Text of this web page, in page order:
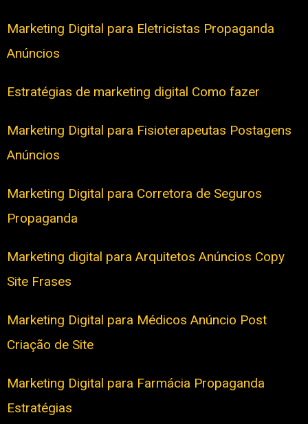
Marketing Digital para Eletricistas Propaganda
Anúncios
Estratégias de marketing digital Como fazer
Marketing Digital para Fisioterapeutas Postagens
Anúncios
Marketing Digital para Corretora de Seguros
Propaganda
Marketing digital para Arquitetos Anúncios Copy
Site Frases
Marketing Digital para Médicos Anúncio Post
Criação de Site
Marketing Digital para Farmácia Propaganda
Estratégias